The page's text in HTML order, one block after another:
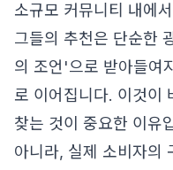
소규모 커뮤니티 내에
그들의 추천은 단순한
의 조언'으로 받아들여
로 이어집니다. 이것이
찾는 것이 중요한 이유
아니라, 실제 소비자의